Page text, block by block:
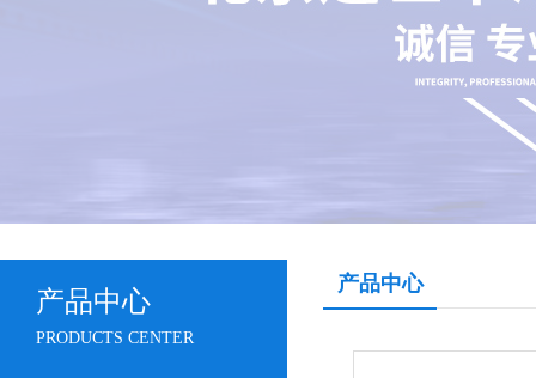
产品中心
PRODUCTS CENTER
产品中心